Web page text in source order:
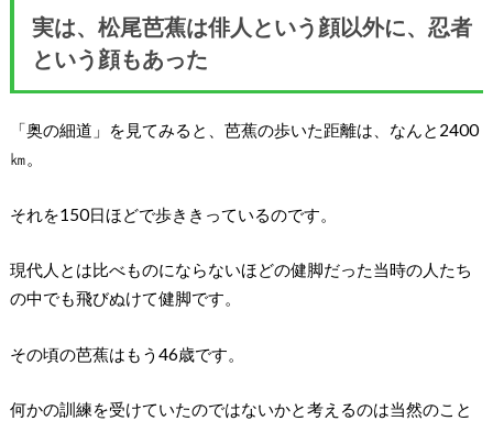
実は、 松尾芭蕉は俳人という顔以外に、忍者
という顔もあった
「奥の細道」を見てみると、芭蕉の歩いた距離は、なんと2400
㎞。
それを150日ほどで歩ききっているのです。
現代人とは比べものにならないほどの健脚だった当時の人たち
の中でも飛びぬけて健脚です。
その頃の芭蕉はもう46歳です。
何かの訓練を受けていたのではないかと考えるのは当然のこと